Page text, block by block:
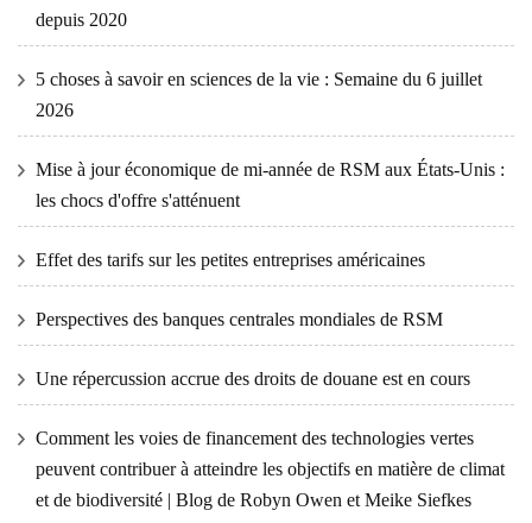
depuis 2020
5 choses à savoir en sciences de la vie : Semaine du 6 juillet
2026
Mise à jour économique de mi-année de RSM aux États-Unis :
les chocs d'offre s'atténuent
Effet des tarifs sur les petites entreprises américaines
Perspectives des banques centrales mondiales de RSM
Une répercussion accrue des droits de douane est en cours
Comment les voies de financement des technologies vertes
peuvent contribuer à atteindre les objectifs en matière de climat
et de biodiversité | Blog de Robyn Owen et Meike Siefkes